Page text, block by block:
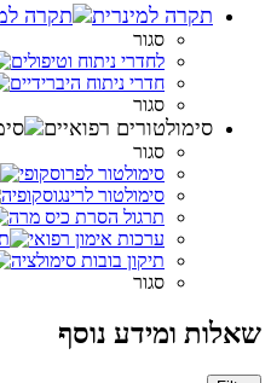
תקרה למינרית
סגור
לחדרי ניתוח וטיפולים
חדרי ניתוח היברידיים
סגור
סימולטורים רפואיים
סגור
סימולטור לפרוסקופי
סימולטור לרינגוסקופיה
תרגול הסרת כיס מרה
ערכות אימון רפואי
תיקון בובות סימולציה
סגור
שאלות ומידע נוסף